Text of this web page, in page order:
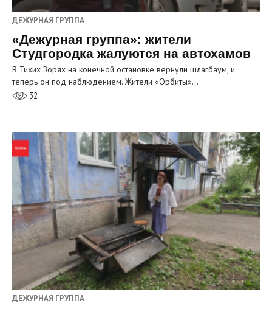
ДЕЖУРНАЯ ГРУППА
«Дежурная группа»: жители
Студгородка жалуются на автохамов
В Тихих Зорях на конечной остановке вернули шлагбаум, и
теперь он под наблюдением. Жители «Орбиты»…
32
ДЕЖУРНАЯ ГРУППА